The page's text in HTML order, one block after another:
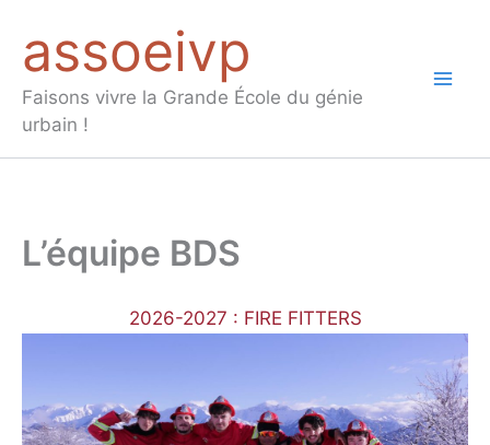
contenu
assoeivp
Faisons vivre la Grande École du génie
urbain !
L’équipe BDS
2026-2027 : FIRE FITTERS